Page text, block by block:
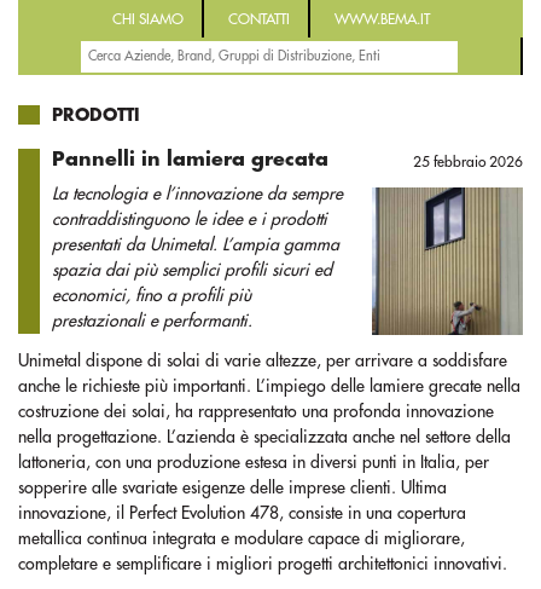
CHI SIAMO CONTATTI WWW.BEMA.IT
PRODOTTI
Pannelli in lamiera grecata
La tecnologia e l’innovazione da sempre
contraddistinguono le idee e i prodotti
presentati da Unimetal. L’ampia gamma
spazia dai più semplici profili sicuri ed
economici, fino a profili più
prestazionali e performanti.
25 febbraio 2026
Unimetal dispone di solai di varie altezze, per arrivare a soddisfare
anche le richieste più importanti. L’impiego delle lamiere grecate nella
costruzione dei solai, ha rappresentato una profonda innovazione
nella progettazione. L’azienda è specializzata anche nel settore della
lattoneria, con una produzione estesa in diversi punti in Italia, per
sopperire alle svariate esigenze delle imprese clienti. Ultima
innovazione, il Perfect Evolution 478, consiste in una copertura
metallica continua integrata e modulare capace di migliorare,
completare e semplificare i migliori progetti architettonici innovativi.